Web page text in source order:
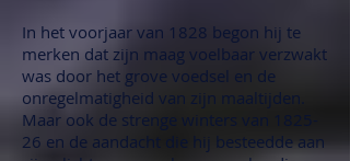
In het voorjaar van 1828 begon hij te
merken dat zijn maag voelbaar verzwakt
was door het grove voedsel en de
onregelmatigheid van zijn maaltijden.
Maar ook de strenge winters van 1825-
26 en de aandacht die hij besteedde aan